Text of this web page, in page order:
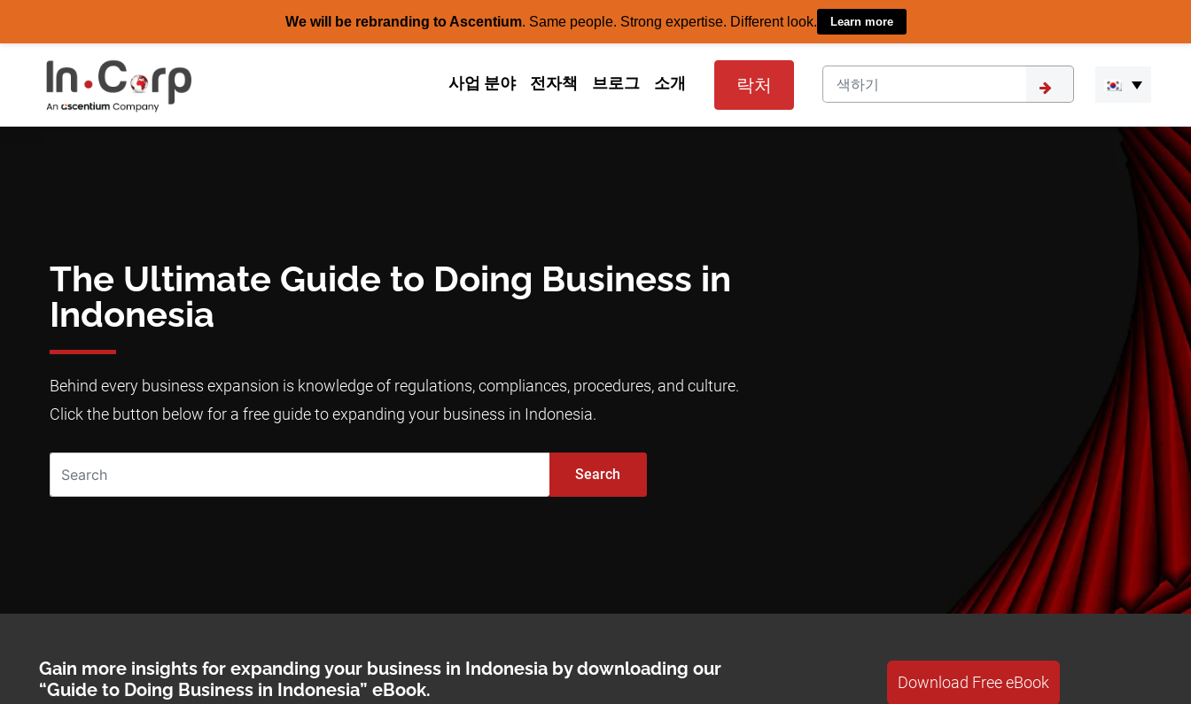
We will be rebranding to Ascentium. Same people. Strong expertise. Different look. Learn more
content
사업 분야 전자책 브로그 소개 락처
The Ultimate Guide to Doing Business in
Indonesia
Behind every business expansion is knowledge of regulations, compliances, procedures, and culture.
Click the button below for a free guide to expanding your business in Indonesia.
Search
Gain more insights for expanding your business in Indonesia by downloading our
“Guide to Doing Business in Indonesia” eBook.
Download Free eBook